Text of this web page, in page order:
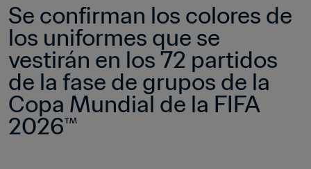
Se confirman los colores de
los uniformes que se
vestirán en los 72 partidos
de la fase de grupos de la
Copa Mundial de la FIFA
2026™